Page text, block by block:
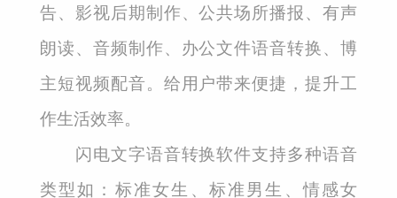
告、影视后期制作、公共场所播报、有声
朗读、音频制作、办公文件语音转换、博
主短视频配音。给用户带来便捷，提升工
作生活效率。
闪电文字语音转换软件支持多种语音
类型如：标准女生、标准男生、情感女